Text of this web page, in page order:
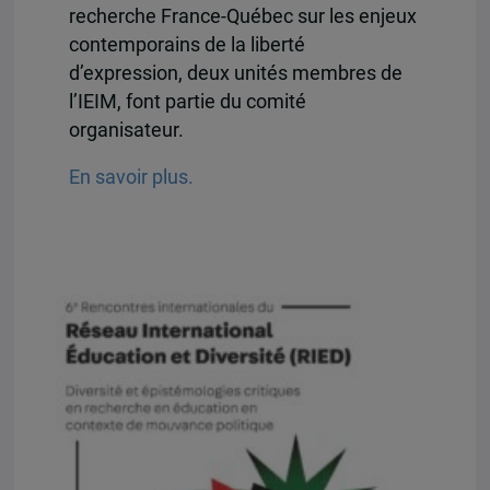
recherche France-Québec sur les enjeux
contemporains de la liberté
d’expression, deux unités membres de
l’IEIM, font partie du comité
organisateur.
En savoir plus.